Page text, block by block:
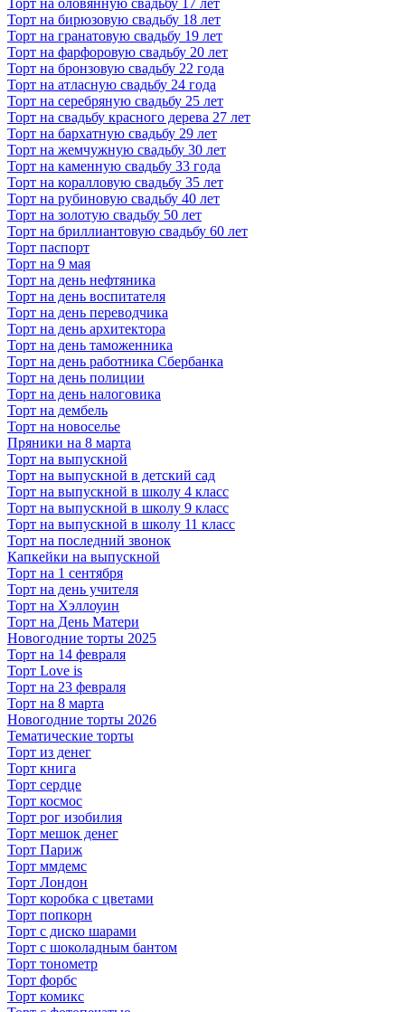
Торт на оловянную свадьбу 17 лет
Торт на бирюзовую свадьбу 18 лет
Торт на гранатовую свадьбу 19 лет
Торт на фарфоровую свадьбу 20 лет
Торт на бронзовую свадьбу 22 года
Торт на атласную свадьбу 24 года
Торт на серебряную свадьбу 25 лет
Торт на свадьбу красного дерева 27 лет
Торт на бархатную свадьбу 29 лет
Торт на жемчужную свадьбу 30 лет
Торт на каменную свадьбу 33 года
Торт на коралловую свадьбу 35 лет
Торт на рубиновую свадьбу 40 лет
Торт на золотую свадьбу 50 лет
Торт на бриллиантовую свадьбу 60 лет
Торт паспорт
Торт на 9 мая
Торт на день нефтяника
Торт на день воспитателя
Торт на день переводчика
Торт на день архитектора
Торт на день таможенника
Торт на день работника Сбербанка
Торт на день полиции
Торт на день налоговика
Торт на дембель
Торт на новоселье
Пряники на 8 марта
Торт на выпускной
Торт на выпускной в детский сад
Торт на выпускной в школу 4 класс
Торт на выпускной в школу 9 класс
Торт на выпускной в школу 11 класс
Торт на последний звонок
Капкейки на выпускной
Торт на 1 сентября
Торт на день учителя
Торт на Хэллоуин
Торт на День Матери
Новогодние торты 2025
Торт на 14 февраля
Торт Love is
Торт на 23 февраля
Торт на 8 марта
Новогодние торты 2026
Тематические торты
Торт из денег
Торт книга
Торт сердце
Торт космос
Торт рог изобилия
Торт мешок денег
Торт Париж
Торт ммдемс
Торт Лондон
Торт коробка с цветами
Торт попкорн
Торт с диско шарами
Торт с шоколадным бантом
Торт тонометр
Торт форбс
Торт комикс